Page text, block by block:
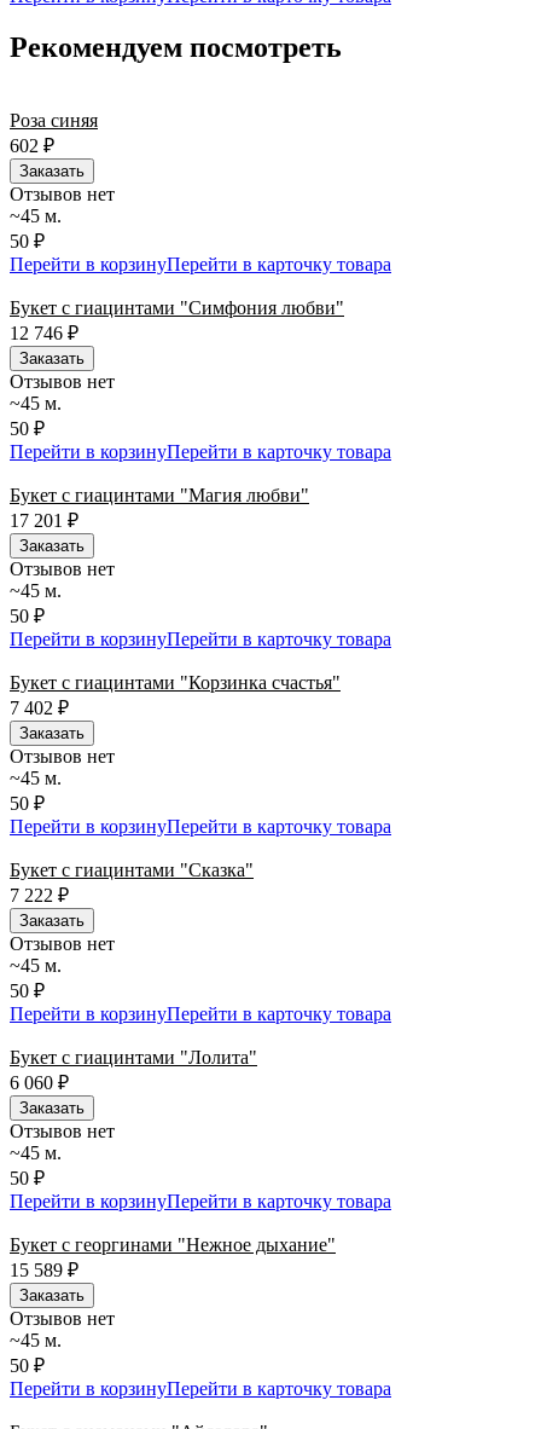
Рекомендуем посмотреть
Роза синяя
602 ₽
Заказать
Отзывов нет
~45 м.
50 ₽
Перейти в корзинуПерейти в карточку товара
Букет с гиацинтами "Симфония любви"
12 746 ₽
Заказать
Отзывов нет
~45 м.
50 ₽
Перейти в корзинуПерейти в карточку товара
Букет с гиацинтами "Магия любви"
17 201
₽
Заказать
Отзывов нет
~45 м.
50 ₽
Перейти в корзинуПерейти в карточку товара
Букет с гиацинтами "Корзинка счастья"
7 402 ₽
Заказать
Отзывов нет
~45 м.
50 ₽
Перейти в корзинуПерейти в карточку товара
Букет с гиацинтами "Сказка"
7 222 ₽
Заказать
Отзывов нет
~45 м.
50 ₽
Перейти в корзинуПерейти в карточку товара
Букет с гиацинтами "Лолита"
6 060 ₽
Заказать
Отзывов нет
~45 м.
50 ₽
Перейти в корзинуПерейти в карточку товара
Букет с георгинами "Нежное дыхание"
15 589 ₽
Заказать
Отзывов нет
~45 м.
50 ₽
Перейти в корзинуПерейти в карточку товара